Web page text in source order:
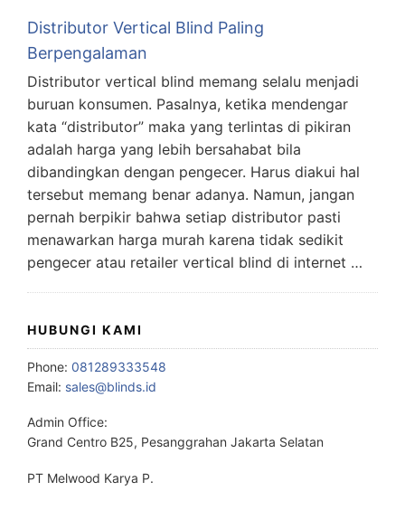
Distributor Vertical Blind Paling
Berpengalaman
Distributor vertical blind memang selalu menjadi
buruan konsumen. Pasalnya, ketika mendengar
kata “distributor” maka yang terlintas di pikiran
adalah harga yang lebih bersahabat bila
dibandingkan dengan pengecer. Harus diakui hal
tersebut memang benar adanya. Namun, jangan
pernah berpikir bahwa setiap distributor pasti
menawarkan harga murah karena tidak sedikit
pengecer atau retailer vertical blind di internet …
HUBUNGI KAMI
Phone: 081289333548
Email: sales@blinds.id
Admin Office:
Grand Centro B25, Pesanggrahan Jakarta Selatan
PT Melwood Karya P.